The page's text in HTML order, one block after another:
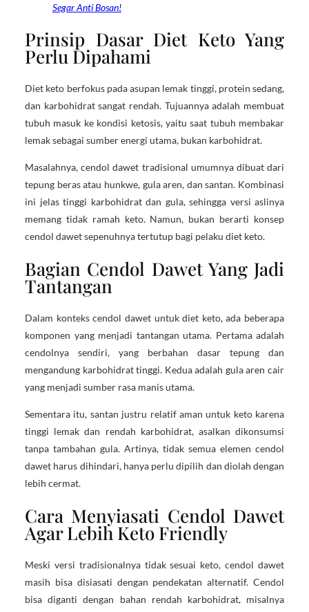
Segar Anti Bosan!
Prinsip Dasar Diet Keto Yang
Perlu Dipahami
Diet keto berfokus pada asupan lemak tinggi, protein sedang,
dan karbohidrat sangat rendah. Tujuannya adalah membuat
tubuh masuk ke kondisi ketosis, yaitu saat tubuh membakar
lemak sebagai sumber energi utama, bukan karbohidrat.
Masalahnya, cendol dawet tradisional umumnya dibuat dari
tepung beras atau hunkwe, gula aren, dan santan. Kombinasi
ini jelas tinggi karbohidrat dan gula, sehingga versi aslinya
memang tidak ramah keto. Namun, bukan berarti konsep
cendol dawet sepenuhnya tertutup bagi pelaku diet keto.
Bagian Cendol Dawet Yang Jadi
Tantangan
Dalam konteks cendol dawet untuk diet keto, ada beberapa
komponen yang menjadi tantangan utama. Pertama adalah
cendolnya sendiri, yang berbahan dasar tepung dan
mengandung karbohidrat tinggi. Kedua adalah gula aren cair
yang menjadi sumber rasa manis utama.
Sementara itu, santan justru relatif aman untuk keto karena
tinggi lemak dan rendah karbohidrat, asalkan dikonsumsi
tanpa tambahan gula. Artinya, tidak semua elemen cendol
dawet harus dihindari, hanya perlu dipilih dan diolah dengan
lebih cermat.
Cara Menyiasati Cendol Dawet
Agar Lebih Keto Friendly
Meski versi tradisionalnya tidak sesuai keto, cendol dawet
masih bisa disiasati dengan pendekatan alternatif. Cendol
bisa diganti dengan bahan rendah karbohidrat, misalnya